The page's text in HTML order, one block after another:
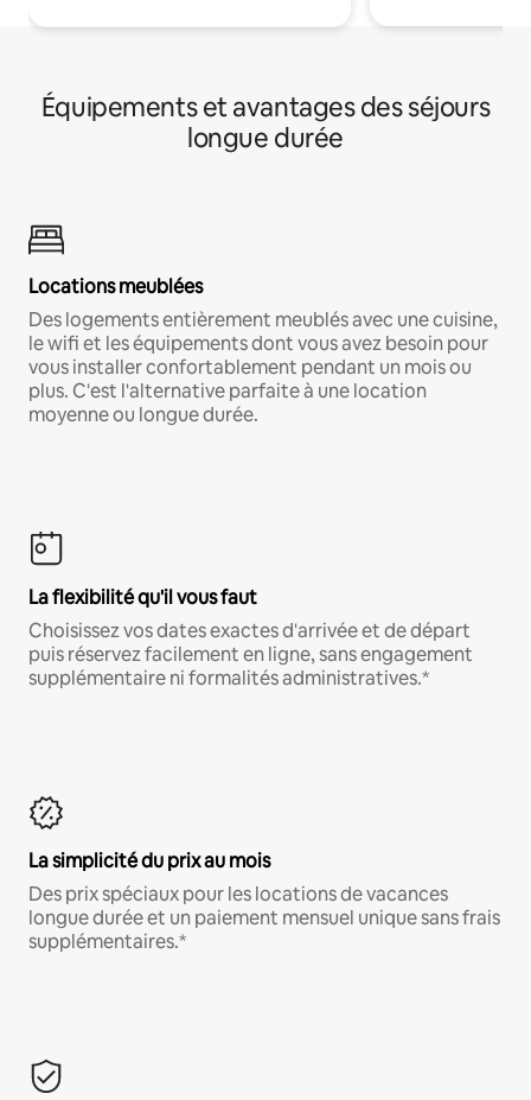
Équipements et avantages des séjours
longue durée
Locations meublées
Des logements entièrement meublés avec une cuisine,
le wifi et les équipements dont vous avez besoin pour
vous installer confortablement pendant un mois ou
plus. C'est l'alternative parfaite à une location
moyenne ou longue durée.
La flexibilité qu'il vous faut
Choisissez vos dates exactes d'arrivée et de départ
puis réservez facilement en ligne, sans engagement
supplémentaire ni formalités administratives.*
La simplicité du prix au mois
Des prix spéciaux pour les locations de vacances
longue durée et un paiement mensuel unique sans frais
supplémentaires.*